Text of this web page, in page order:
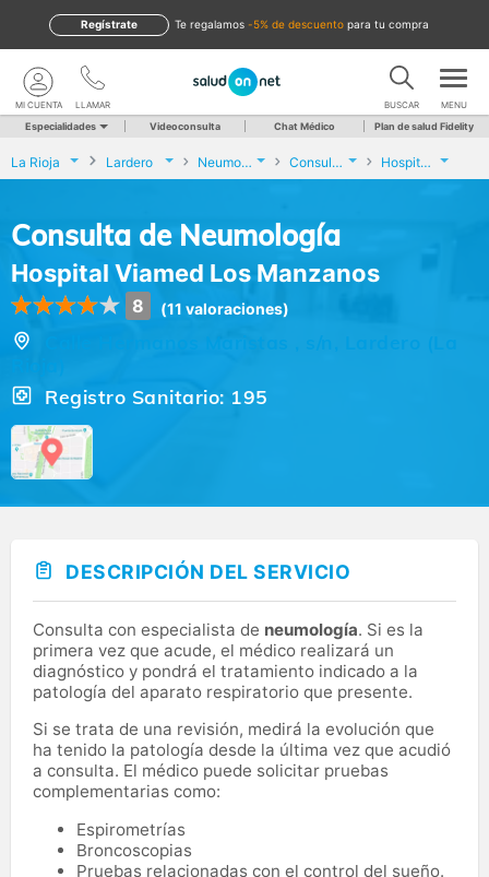
te regalamos -5% de descuento para tu compra
Regístrate
LLAMAR
MI CUENTA BUSCAR MENU
Especialidades Videoconsulta Chat Médico Plan de salud Fidelity
La Rioja Lardero Neumología Consulta de Neumología Hospital Viamed Los Manzanos
Consulta de Neumología
Hospital Viamed Los Manzanos
8 (11 valoraciones)
Registro Sanitario: 195
DESCRIPCIÓN DEL SERVICIO
Consulta con especialista de neumología. Si es la
primera vez que acude, el médico realizará un
diagnóstico y pondrá el tratamiento indicado a la
patología del aparato respiratorio que presente.
Si se trata de una revisión, medirá la evolución que
ha tenido la patología desde la última vez que acudió
a consulta. El médico puede solicitar pruebas
complementarias como:
Espirometrías
Broncoscopias
Pruebas relacionadas con el control del sueño.